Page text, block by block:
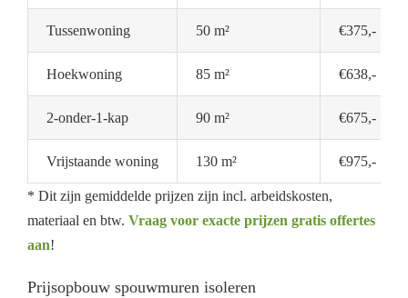
Tussenwoning 50 m² €375,-
Hoekwoning 85 m² €638,-
2-onder-1-kap 90 m² €675,-
Vrijstaande woning 130 m² €975,-
* Dit zijn gemiddelde prijzen zijn incl. arbeidskosten,
materiaal en btw. Vraag voor exacte prijzen gratis offertes
aan!
Prijsopbouw spouwmuren isoleren